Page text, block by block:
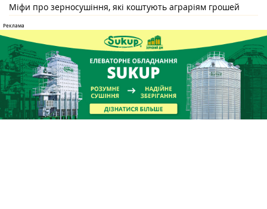
Міфи про зерносушіння, які коштують аграріям грошей